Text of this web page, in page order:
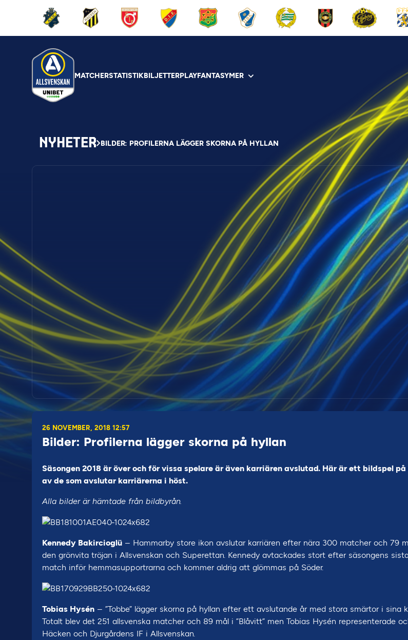
MATCHERSTATISTIKBILJETTERPLAYFANTASYMER
NYHETER BILDER: PROFILERNA LÄGGER SKORNA PÅ HYLLAN
26 NOVEMBER, 2018 12:57
Bilder: Profilerna lägger skorna på hyllan
Säsongen 2018 är över och för vissa spelare är även karriären avslutad. Här är ett bildspel på
av de som avslutar karriärerna i höst.
Alla bilder är hämtade från bildbyrån.
Kennedy Bakircioglü – Hammarby store ikon avslutar karriären efter nära 300 matcher och 79
den grönvita tröjan i Allsvenskan och Superettan. Kennedy avtackades stort efter säsongens
match inför hemmasupportrarna och kommer aldrig att glömmas på Söder.
Tobias Hysén – ”Tobbe” lägger skorna på hyllan efter ett avslutande år med stora smärtor i sina
Totalt blev det 251 allsvenska matcher och 89 mål i ”Blåvitt” men Tobias Hysén representerade
Häcken och Djurgårdens IF i Allsvenskan.